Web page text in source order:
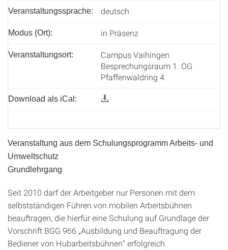
Veranstaltungssprache: deutsch
Modus (Ort): in Präsenz
Veranstaltungsort:
Campus Vaihingen
Besprechungsraum 1. OG
Pfaffenwaldring 4
Download als iCal:
Veranstaltung aus dem Schulungsprogramm Arbeits- und
Umweltschutz
Grundlehrgang
Seit 2010 darf der Arbeitgeber nur Personen mit dem
selbstständigen Führen von mobilen Arbeitsbühnen
beauftragen, die hierfür eine Schulung auf Grundlage der
Vorschrift BGG 966 „Ausbildung und Beauftragung der
Bediener von Hubarbeitsbühnen“ erfolgreich